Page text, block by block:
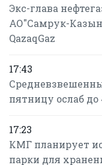
Экс-глава
АО"Самрук-
QazaqGaz
17:43
пятницу ослаб до
17:23
КМГ планирует
парки для